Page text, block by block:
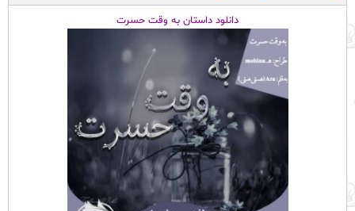
دانلود داستان به وقت حسرت